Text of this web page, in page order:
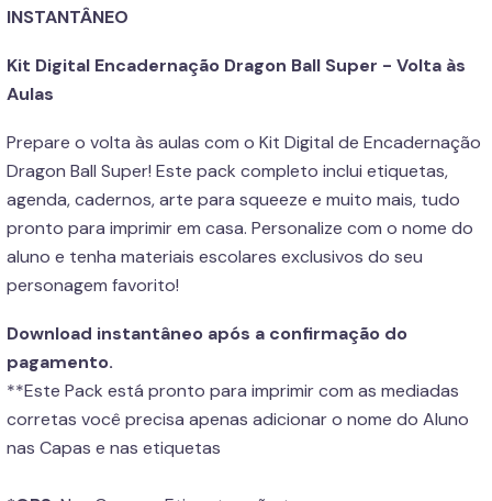
INSTANTÂNEO
Kit Digital Encadernação Dragon Ball Super - Volta às
Aulas
Prepare o volta às aulas com o Kit Digital de Encadernação
Dragon Ball Super! Este pack completo inclui etiquetas,
agenda, cadernos, arte para squeeze e muito mais, tudo
pronto para imprimir em casa. Personalize com o nome do
aluno e tenha materiais escolares exclusivos do seu
personagem favorito!
Download instantâneo após a confirmação do
pagamento.
**Este Pack está pronto para imprimir com as mediadas
corretas você precisa apenas adicionar o nome do Aluno
nas Capas e nas etiquetas